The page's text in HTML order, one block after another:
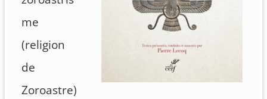
me
(religion
de
Zoroastre)